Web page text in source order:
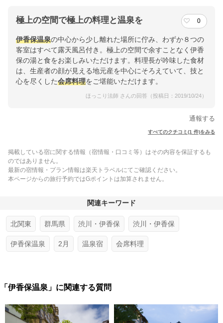
極上の空間で極上の料理と温泉を 0
伊香保温泉の中心から少し離れた場所に佇み、わずか８つの
客室はすべて露天風呂付き。極上の空間で余すことなく伊香
保の湯と食をお楽しみいただけます。料理長が吟味した食材
は、生産者の顔が見える地元産を中心にそろえていて、技と
心を尽くした会席料理をご堪能いただけます。
ほっこり法師 さんの回答（投稿日：2019/10/24）
通報する
すべてのクチコミ(1 件)をみる
掲載している宿に関する情報（宿情報・口コミ等）はその内容を保証するも
のではありません。
最新の宿情報・プラン情報は楽天トラベルにてご確認ください。
本ページからの旅行予約ではGポイントは加算されません。
関連キーワード
北関東 群馬県 渋川・伊香保 渋川・伊香保
伊香保温泉 2月 温泉宿 会席料理
「伊香保温泉」に関連する質問